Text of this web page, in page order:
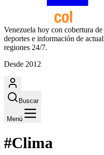
Venezuela hoy con cobertura
deportes e información de
regiones 24/7.
Desde 2012
Buscar
Menú
#Clima